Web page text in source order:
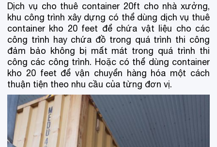
Dịch vụ cho thuê container 20ft cho nhà xưởng,
khu công trình xây dựng có thể dùng dịch vụ thuê
container kho 20 feet để chứa vật liệu cho các
công trình hay chứa đồ trong quá trình thi công
đảm bảo không bị mất mát trong quá trình thi
công các công trình. Hoặc có thể dùng container
kho 20 feet để vận chuyển hàng hóa một cách
thuận tiện theo nhu cầu của từng đơn vị.